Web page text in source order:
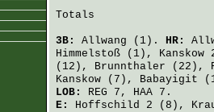
Totals
3B: Allwang (1). HR:
Himmelstoß (1), Kanskow
(12), Brunnthaler (22),
Kanskow (7), Babayigit
LOB:
REG 7, HAA 7.
E: Hoffschild 2 (8),